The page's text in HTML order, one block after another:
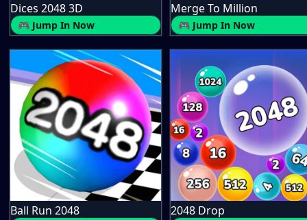
Dices 2048 3D
🎮 Jump In Now
Merge To Million
🎮 Jump In Now
Ball Run 2048 2048 Drop